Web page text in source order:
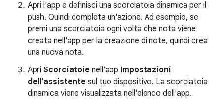
Apri l'app e definisci una scorciatoia dinamica per il
push. Quindi completa un'azione. Ad esempio, se
premi una scorciatoia ogni volta che nota viene
creata nell'app per la creazione di note, quindi crea
una nuova nota.
Apri Scorciatoie nell'app Impostazioni
dell'assistente sul tuo dispositivo. La scorciatoia
dinamica viene visualizzata nell'elenco dell'app.